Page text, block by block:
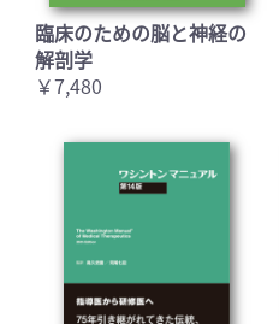
臨床のための脳と神経の
解剖学
￥7,480